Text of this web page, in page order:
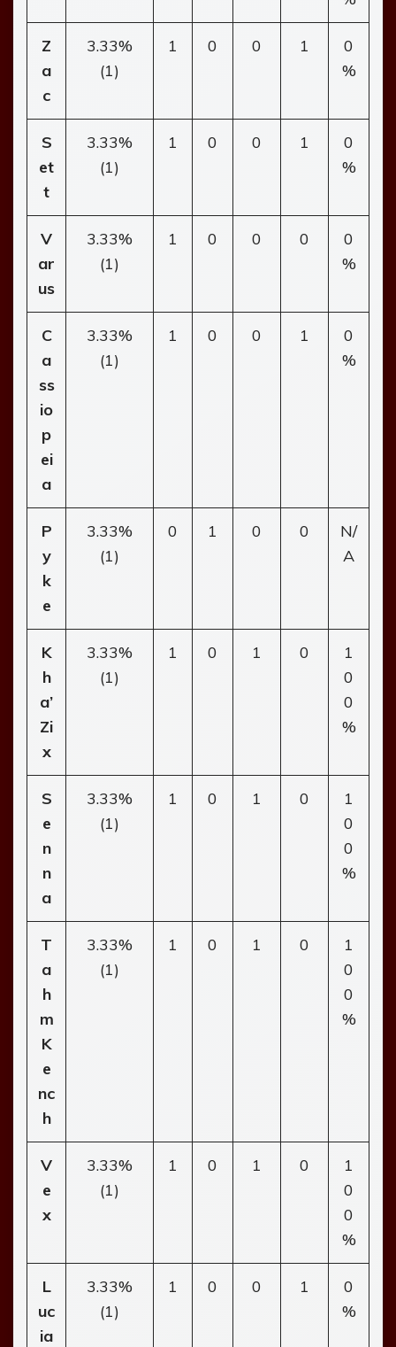
Z
a
c
3.33%
(1)
1 0 0 1
0
%
S
et
t
3.33%
(1)
1 0 0 1
0
%
V
ar
us
3.33%
(1)
1 0 0 0
0
%
C
a
ss
io
p
ei
a
3.33%
(1)
1 0 0 1
0
%
P
y
k
e
3.33%
(1)
0 1 0 0
N/
A
K
h
a’
Zi
x
3.33%
(1)
1 0 1 0
1
0
0
%
S
e
n
n
a
3.33%
(1)
1 0 1 0
1
0
0
%
T
a
h
m
K
e
nc
h
3.33%
(1)
1 0 1 0
1
0
0
%
V
e
x
3.33%
(1)
1 0 1 0
1
0
0
%
L
uc
ia
3.33%
(1)
1 0 0 1
0
%